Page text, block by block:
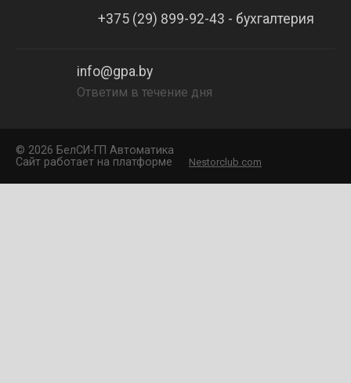
+375 (29) 899-92-43 - бухгалтерия
info@gpa.by
Ответим в течение дня
© 2026 БелCИ-ГП Автоматика
Сайт работает на платформе
Nestorclub.com